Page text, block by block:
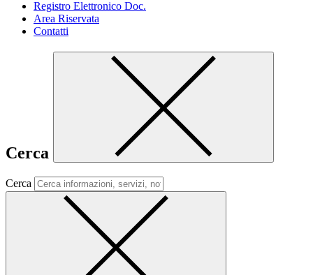
Registro Elettronico Doc.
Area Riservata
Contatti
Cerca
Cerca